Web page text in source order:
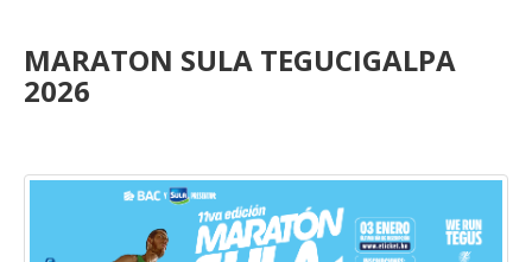
MARATON SULA TEGUCIGALPA
2026